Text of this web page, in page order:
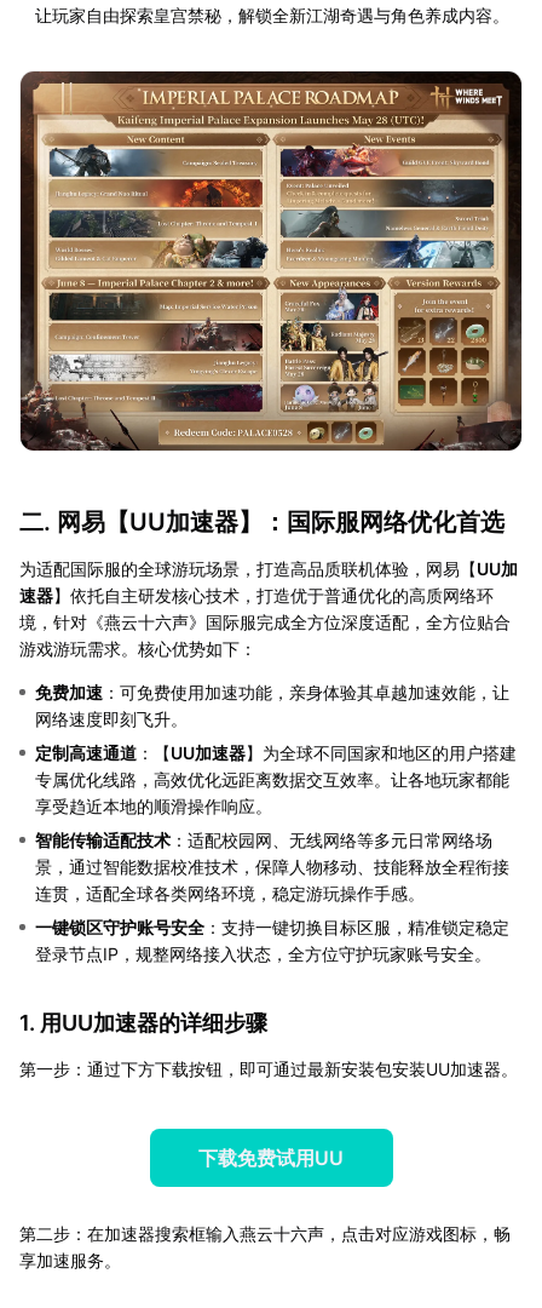
让玩家自由探索皇宫禁秘，解锁全新江湖奇遇与角色养成内容。
二. 网易【UU加速器】：国际服网络优化首选
为适配国际服的全球游玩场景，打造高品质联机体验，网易【UU加
速器】依托自主研发核心技术，打造优于普通优化的高质网络环
境，针对《燕云十六声》国际服完成全方位深度适配，全方位贴合
游戏游玩需求。核心优势如下：
免费加速 ：可免费使用加速功能，亲身体验其卓越加速效能，让
网络速度即刻飞升。
定制高速通道 ：【UU加速器】为全球不同国家和地区的用户搭建
专属优化线路，高效优化远距离数据交互效率。让各地玩家都能
享受趋近本地的顺滑操作响应。
智能传输适配技术 ：适配校园网、无线网络等多元日常网络场
景，通过智能数据校准技术，保障人物移动、技能释放全程衔接
连贯，适配全球各类网络环境，稳定游玩操作手感。
一键锁区守护账号安全 ：支持一键切换目标区服，精准锁定稳定
登录节点IP，规整网络接入状态，全方位守护玩家账号安全。
1. 用UU加速器的详细步骤
第一步：通过下方下载按钮，即可通过最新安装包安装UU加速器。
下载免费试用UU
第二步：在加速器搜索框输入燕云十六声，点击对应游戏图标，畅
享加速服务。